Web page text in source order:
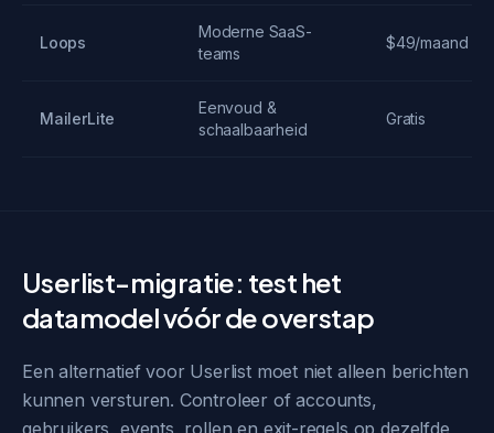
Loops
Moderne SaaS-
teams
$49/maand
MailerLite
Eenvoud &
schaalbaarheid
Gratis
Userlist-migratie: test het
datamodel vóór de overstap
Een alternatief voor Userlist moet niet alleen berichten
kunnen versturen. Controleer of accounts,
gebruikers, events, rollen en exit-regels op dezelfde